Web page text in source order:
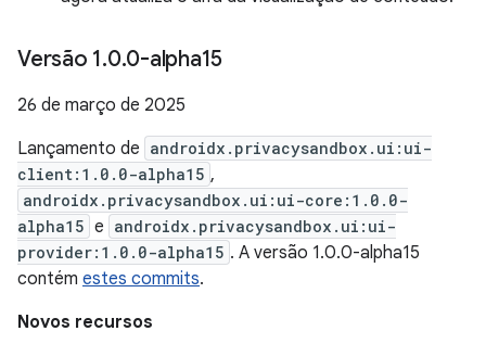
Versão 1.0.0-alpha15
26 de março de 2025
Lançamento de androidx.privacysandbox.ui:ui-
client:1.0.0-alpha15 ,
androidx.privacysandbox.ui:ui-core:1.0.0-
alpha15 e androidx.privacysandbox.ui:ui-
provider:1.0.0-alpha15 . A versão 1.0.0-alpha15
contém estes commits.
Novos recursos